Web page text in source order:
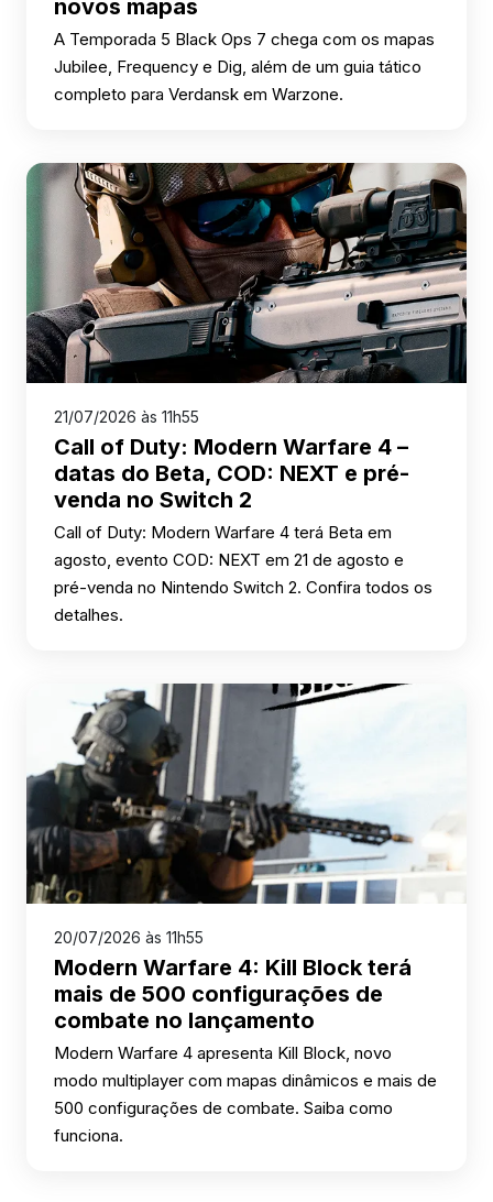
novos mapas
A Temporada 5 Black Ops 7 chega com os mapas
Jubilee, Frequency e Dig, além de um guia tático
completo para Verdansk em Warzone.
21/07/2026 às 11h55
Call of Duty: Modern Warfare 4 –
datas do Beta, COD: NEXT e pré-
venda no Switch 2
Call of Duty: Modern Warfare 4 terá Beta em
agosto, evento COD: NEXT em 21 de agosto e
pré-venda no Nintendo Switch 2. Confira todos os
detalhes.
20/07/2026 às 11h55
Modern Warfare 4: Kill Block terá
mais de 500 configurações de
combate no lançamento
Modern Warfare 4 apresenta Kill Block, novo
modo multiplayer com mapas dinâmicos e mais de
500 configurações de combate. Saiba como
funciona.